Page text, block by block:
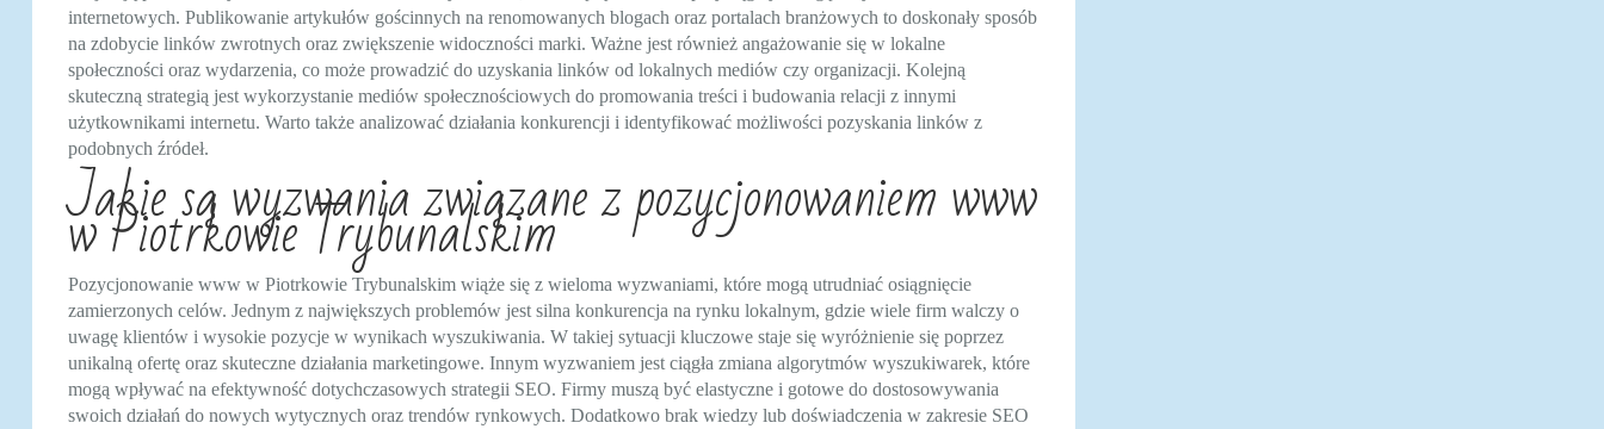
internetowych. Publikowanie artykułów gościnnych na renomowanych blogach oraz portalach branżowych to doskonały sposób
na zdobycie linków zwrotnych oraz zwiększenie widoczności marki. Ważne jest również angażowanie się w lokalne
społeczności oraz wydarzenia, co może prowadzić do uzyskania linków od lokalnych mediów czy organizacji. Kolejną
skuteczną strategią jest wykorzystanie mediów społecznościowych do promowania treści i budowania relacji z innymi
użytkownikami internetu. Warto także analizować działania konkurencji i identyfikować możliwości pozyskania linków z
podobnych źródeł.
Jakie są wyzwania związane z pozycjonowaniem www
w Piotrkowie Trybunalskim
Pozycjonowanie www w Piotrkowie Trybunalskim wiąże się z wieloma wyzwaniami, które mogą utrudniać osiągnięcie
zamierzonych celów. Jednym z największych problemów jest silna konkurencja na rynku lokalnym, gdzie wiele firm walczy o
uwagę klientów i wysokie pozycje w wynikach wyszukiwania. W takiej sytuacji kluczowe staje się wyróżnienie się poprzez
unikalną ofertę oraz skuteczne działania marketingowe. Innym wyzwaniem jest ciągła zmiana algorytmów wyszukiwarek, które
mogą wpływać na efektywność dotychczasowych strategii SEO. Firmy muszą być elastyczne i gotowe do dostosowywania
swoich działań do nowych wytycznych oraz trendów rynkowych. Dodatkowo brak wiedzy lub doświadczenia w zakresie SEO